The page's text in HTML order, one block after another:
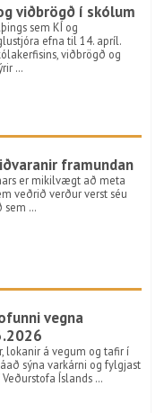
viðbrögð í skólum
sem KÍ og
efna til 14. apríl.
viðbrögð og
…
framundan
er mikilvægt að meta
veðrið verður verst séu
sem …
vegna
lokanir á vegum og tafir í
sýna varkárni og fylgjast
Íslands …